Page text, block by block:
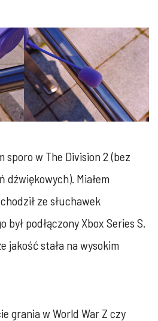
sporo w The Division 2 (bez
Miałem
ze słuchawek
podłączony Xbox Series S.
jakość stała na wysokim
grania w World War Z czy